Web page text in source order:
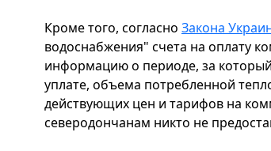
Кроме того, согласно Закона
водоснабжения" счета на оплату
информацию о периоде, за
уплате, объема потребленной
действующих цен и тарифов на
северодончанам никто не